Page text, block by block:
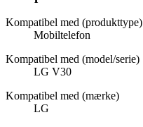
Kompatibel med (produkttype)
Mobiltelefon
Kompatibel med (model/serie)
LG V30
Kompatibel med (mærke)
LG